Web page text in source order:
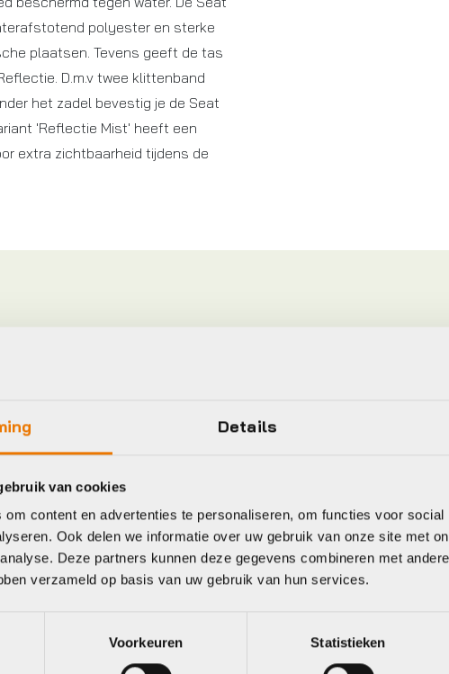
Details
van cookies
om content en advertenties te personaliseren, om functies voor social
Ook delen we informatie over uw gebruik van onze site met
Deze partners kunnen deze gegevens combineren met
verzameld op basis van uw gebruik van hun services.
Voorkeuren Statistieken
polyester en sterke
plaatsen. Tevens geeft de tas
D.m.v twee klittenband
het zadel bevestig je de Seat
'Reflectie Mist' heeft een
extra zichtbaarheid tijdens de
Agu Kleur